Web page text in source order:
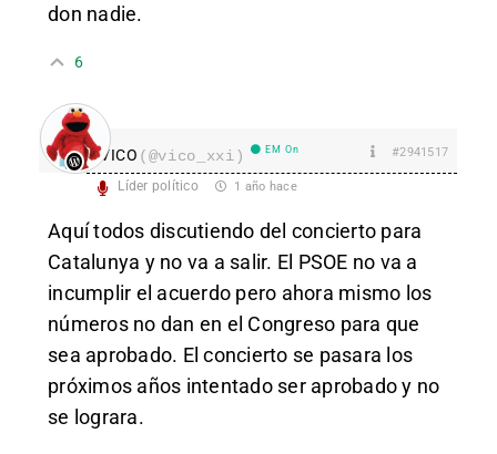
don nadie.
6
VICO (@vico_xxi) EM On #2941517
Líder político 1 año hace
Aquí todos discutiendo del concierto para
Catalunya y no va a salir. El PSOE no va a
incumplir el acuerdo pero ahora mismo los
números no dan en el Congreso para que
sea aprobado. El concierto se pasara los
próximos años intentado ser aprobado y no
se lograra.